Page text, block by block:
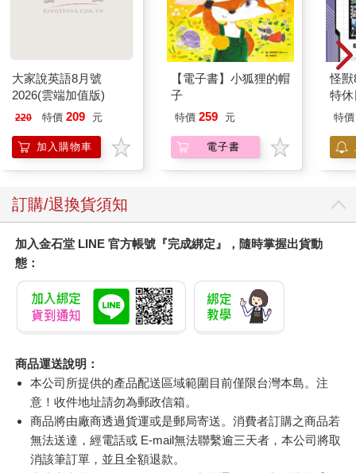
大家說英語8月號
2026(雲端加值版)
220 特價 209 元
加入購物車
【電子書】小狐狸的帽
子
特價 259 元
電子書
怪獸
特
加購]
特價
訂購/退換貨須知
加入金石堂 LINE 官方帳號『完成綁定』，隨時掌握出貨動
態：
商品運送說明：
本公司所提供的產品配送區域範圍目前僅限台灣本島。注
意！收件地址請勿為郵政信箱。
商品將由廠商透過貨運或是郵局寄送。消費者訂購之商品若
無法送達，經電話或 E-mail無法聯繫逾三天者，本公司將取
消該筆訂單，並且全額退款。